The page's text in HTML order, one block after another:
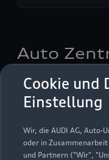
Cookie und
Einstellung
Wir, die AUDI AG,
oder in
und Partnern ("Wir",
Auto
Feser
Servicepartner e-tron